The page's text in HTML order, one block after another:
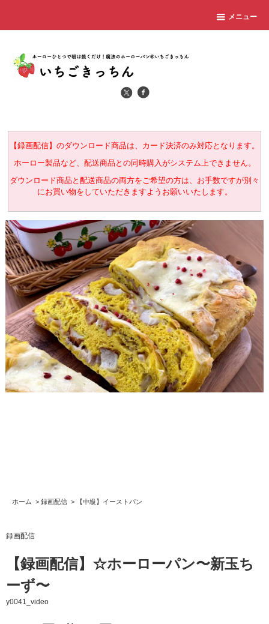
メニュー
【録画配信】のダウンロード商品は、カード決済のみ対応となります。
ホーロー製品など、配送商品との同時購入がシステム上できません。
ダウンロード商品と配送商品の両方をご希望の方は、お手数ですが別々
にお買い物をしていただきますようお願いいたします。
ホーム > 録画配信 > 【中級】イーストパン
録画配信
【録画配信】☆ホーローパン〜新玉ち
ーず〜
y0041_video